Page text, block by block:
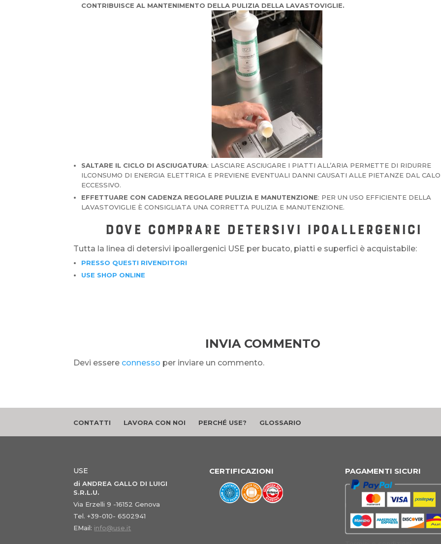
CONTRIBUISCE AL MANTENIMENTO DELLA PULIZIA DELLA LAVASTOVIGLIE.
SALTARE IL CICLO DI ASCIUGATURA: LASCIARE ASCIUGARE I PIATTI ALL’ARIA PERMETTE DI RIDURRE
ILCONSUMO DI ENERGIA ELETTRICA E PREVIENE EVENTUALI DANNI CAUSATI ALLE PIETANZE DAL
ECCESSIVO.
EFFETTUARE CON CADENZA REGOLARE PULIZIA E MANUTENZIONE: PER UN USO EFFICIENTE DELLA
LAVASTOVIGLIE È CONSIGLIATA UNA CORRETTA PULIZIA E MANUTENZIONE.
DOVE COMPRARE DETERSIVI IPOALLERGENICI
Tutta la linea di detersivi ipoallergenici USE per bucato, piatti e superfici è acquistabile:
PRESSO QUESTI RIVENDITORI
USE SHOP ONLINE
INVIA COMMENTO
Devi essere connesso per inviare un commento.
CONTATTI LAVORA CON NOI PERCHÉ USE? GLOSSARIO
USE
di ANDREA GALLO DI LUIGI
S.R.L.U.
Via Erzelli 9 -16152 Genova
Tel. +39-010- 6502941
EMail: info@use.it
CERTIFICAZIONI PAGAMENTI SICURI